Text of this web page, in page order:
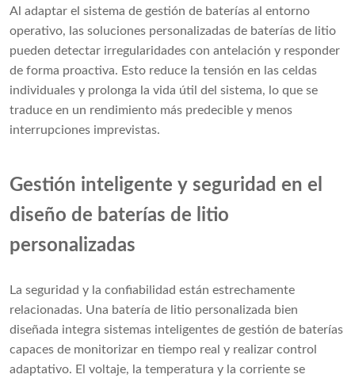
Al adaptar el sistema de gestión de baterías al entorno
operativo, las soluciones personalizadas de baterías de litio
pueden detectar irregularidades con antelación y responder
de forma proactiva. Esto reduce la tensión en las celdas
individuales y prolonga la vida útil del sistema, lo que se
traduce en un rendimiento más predecible y menos
interrupciones imprevistas.
Gestión inteligente y seguridad en el
diseño de baterías de litio
personalizadas
La seguridad y la confiabilidad están estrechamente
relacionadas. Una batería de litio personalizada bien
diseñada integra sistemas inteligentes de gestión de baterías
capaces de monitorizar en tiempo real y realizar control
adaptativo. El voltaje, la temperatura y la corriente se